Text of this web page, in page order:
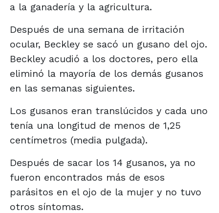
a la ganadería y la agricultura.
Después de una semana de irritación
ocular, Beckley se sacó un gusano del ojo.
Beckley acudió a los doctores, pero ella
eliminó la mayoría de los demás gusanos
en las semanas siguientes.
Los gusanos eran translúcidos y cada uno
tenía una longitud de menos de 1,25
centímetros (media pulgada).
Después de sacar los 14 gusanos, ya no
fueron encontrados más de esos
parásitos en el ojo de la mujer y no tuvo
otros síntomas.